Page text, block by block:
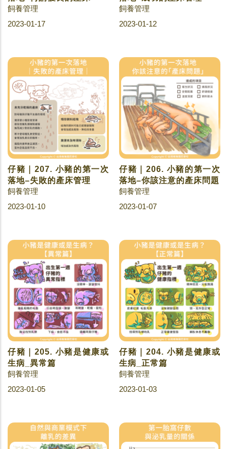
飼養管理
2023-01-17
飼養管理
2023-01-12
仔豬｜207. 小豬的第一次
落地–失敗的產床管理
飼養管理
2023-01-10
仔豬｜206. 小豬的第一次
落地–你該注意的產床問題
飼養管理
2023-01-07
仔豬｜205. 小豬是健康或
生病_異常篇
飼養管理
2023-01-05
仔豬｜204. 小豬是健康或
生病_正常篇
飼養管理
2023-01-03